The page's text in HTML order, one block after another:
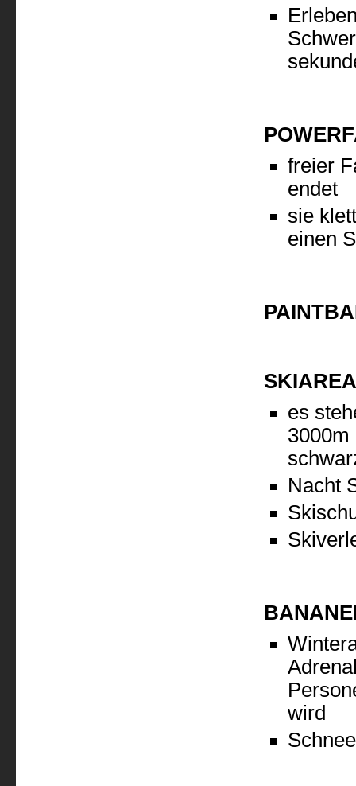
freier
endet
sie
einen
es
3000m
Nacht
wird